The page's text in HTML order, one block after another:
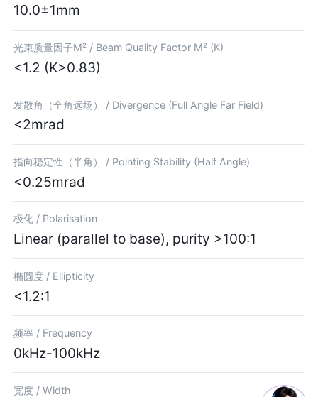
10.0±1mm
光束质量因子M² / Beam Quality Factor M² (K)
<1.2 (K>0.83)
发散角（全角远场） / Divergence (Full Angle Far Field)
<2mrad
指向稳定性（半角） / Pointing Stability (Half Angle)
<0.25mrad
极化 / Polarisation
Linear (parallel to base), purity >100:1
椭圆度 / Ellipticity
<1.2:1
频率 / Frequency
0kHz-100kHz
宽度 /Width